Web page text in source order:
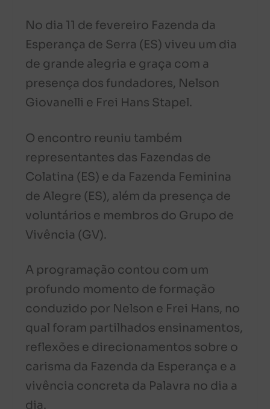
No dia 11 de fevereiro Fazenda da
Esperança de Serra (ES) viveu um dia
de grande alegria e graça com a
presença dos fundadores, Nelson
Giovanelli e Frei Hans Stapel.
O encontro reuniu também
representantes das Fazendas de
Colatina (ES) e da Fazenda Feminina
de Alegre (ES), além da presença de
voluntários e membros do Grupo de
Vivência (GV).
A programação contou com um
profundo momento de formação
conduzido por Nelson e Frei Hans, no
qual foram partilhados ensinamentos,
reflexões e direcionamentos sobre o
carisma da Fazenda da Esperança e a
vivência concreta da Palavra no dia a
dia.